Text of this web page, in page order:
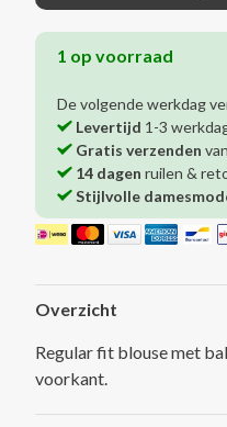
1 op voorraad
De volgende werkdag
Levertijd 1-3
Gratis verzenden
14 dagen ruilen &
Stijlvolle
Overzicht
Regular fit blouse met
voorkant.